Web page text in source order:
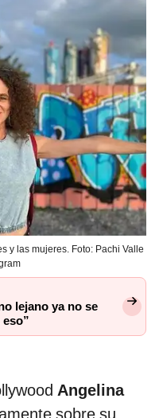
y las mujeres. Foto: Pachi Valle
lejano ya no se
Angelina